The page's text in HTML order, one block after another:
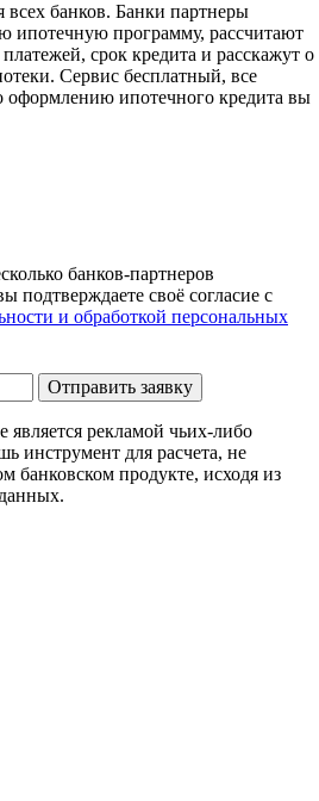
всех банков. Банки партнеры
ипотечную программу, рассчитают
срок кредита и расскажут о
Сервис бесплатный, все
оформлению ипотечного кредита вы
банков-партнеров
подтверждаете своё согласие с
и обработкой персональных
Отправить заявку
является рекламой чьих-либо
инструмент для расчета, не
банковском продукте, исходя из